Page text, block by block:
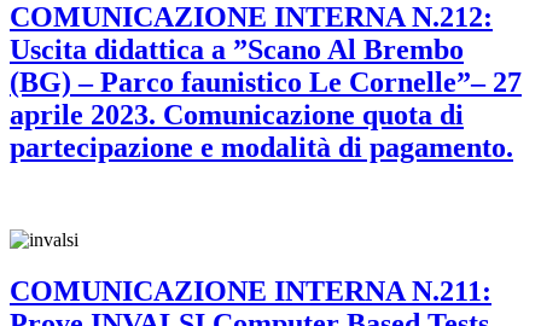
COMUNICAZIONE INTERNA N.212:
Uscita didattica a ”Scano Al Brembo
(BG) – Parco faunistico Le Cornelle”– 27
aprile 2023. Comunicazione quota di
partecipazione e modalità di pagamento.
COMUNICAZIONE INTERNA N.211: